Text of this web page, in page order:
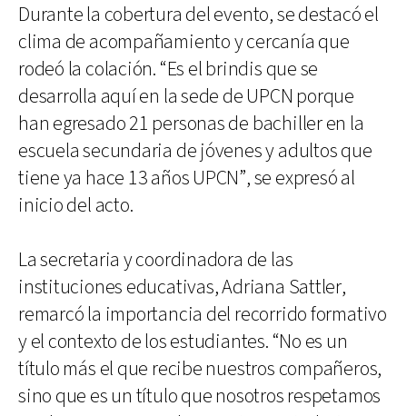
Durante la cobertura del evento, se destacó el
clima de acompañamiento y cercanía que
rodeó la colación. “Es el brindis que se
desarrolla aquí en la sede de UPCN porque
han egresado 21 personas de bachiller en la
escuela secundaria de jóvenes y adultos que
tiene ya hace 13 años UPCN”, se expresó al
inicio del acto.
La secretaria y coordinadora de las
instituciones educativas, Adriana Sattler,
remarcó la importancia del recorrido formativo
y el contexto de los estudiantes. “No es un
título más el que recibe nuestros compañeros,
sino que es un título que nosotros respetamos